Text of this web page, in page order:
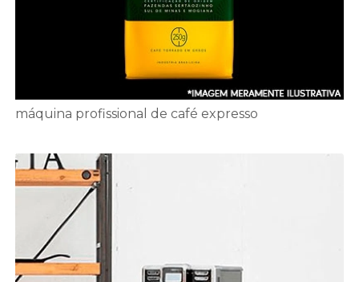
máquina profissional de café expresso